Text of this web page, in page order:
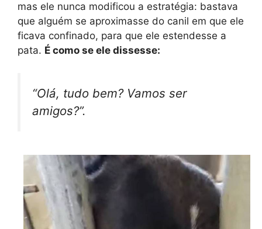
mas ele nunca modificou a estratégia: bastava
que alguém se aproximasse do canil em que ele
ficava confinado, para que ele estendesse a
pata. É como se ele dissesse:
“Olá, tudo bem? Vamos ser
amigos?”.